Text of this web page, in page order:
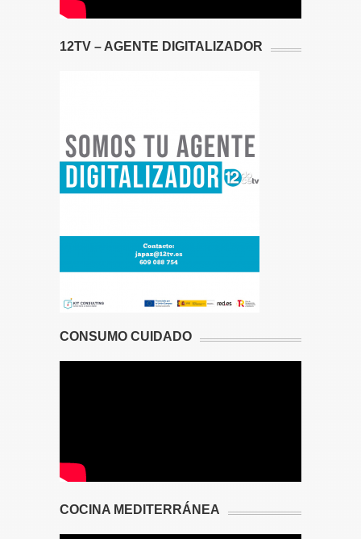
12TV – AGENTE DIGITALIZADOR
CONSUMO CUIDADO
COCINA MEDITERRÁNEA